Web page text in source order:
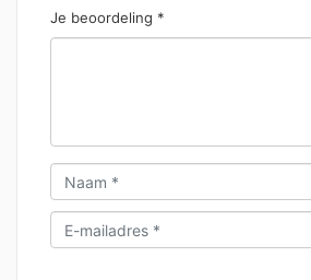
Je beoordeling *